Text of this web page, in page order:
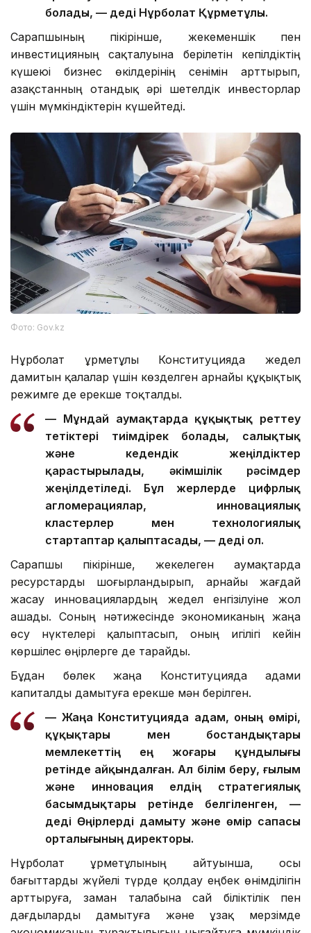
болады, — деді Нұрболат Құрметұлы.
Сарапшының пікірінше, жекеменшік пен
инвестицияның сақталуына берілетін кепілдіктің
күшеюі бизнес өкілдерінің сенімін арттырып,
Қазақстанның отандық әрі шетелдік инвесторлар
үшін мүмкіндіктерін күшейтеді.
Фото: Gov.kz
Нұрболат Құрметұлы Конституцияда жедел
дамитын қалалар үшін көзделген арнайы құқықтық
режимге де ерекше тоқталды.
— Мұндай аумақтарда құқықтық реттеу
тетіктері тиімдірек болады, салықтық
және кедендік жеңілдіктер
қарастырылады, әкімшілік рәсімдер
жеңілдетіледі. Бұл жерлерде цифрлық
агломерациялар, инновациялық
кластерлер мен технологиялық
стартаптар қалыптасады, — деді ол.
Сарапшы пікірінше, жекелеген аумақтарда
ресурстарды шоғырландырып, арнайы жағдай
жасау инновациялардың жедел енгізілуіне жол
ашады. Соның нәтижесінде экономиканың жаңа
өсу нүктелері қалыптасып, оның игілігі кейін
көршілес өңірлерге де тарайды.
Бұдан бөлек жаңа Конституцияда адами
капиталды дамытуға ерекше мән берілген.
— Жаңа Конституцияда адам, оның өмірі,
құқықтары мен бостандықтары
мемлекеттің ең жоғары құндылығы
ретінде айқындалған. Ал білім беру, ғылым
және инновация елдің стратегиялық
басымдықтары ретінде белгіленген, —
деді Өңірлерді дамыту және өмір сапасы
орталығының директоры.
Нұрболат Құрметұлының айтуынша, осы
бағыттарды жүйелі түрде қолдау еңбек өнімділігін
арттыруға, заман талабына сай біліктілік пен
дағдыларды дамытуға және ұзақ мерзімде